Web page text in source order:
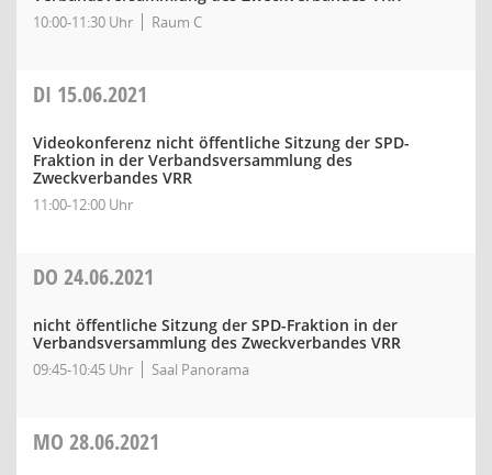
10:00-11:30 Uhr Raum C
DI 15.06.2021
Videokonferenz nicht öffentliche Sitzung der SPD-
Fraktion in der Verbandsversammlung des
Zweckverbandes VRR
11:00-12:00 Uhr
DO 24.06.2021
nicht öffentliche Sitzung der SPD-Fraktion in der
Verbandsversammlung des Zweckverbandes VRR
09:45-10:45 Uhr Saal Panorama
MO 28.06.2021